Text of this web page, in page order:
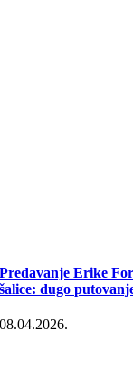
Predavanje Erike
šalice: dugo
08.04.2026.